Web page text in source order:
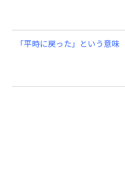
「平時に戻った」という意味